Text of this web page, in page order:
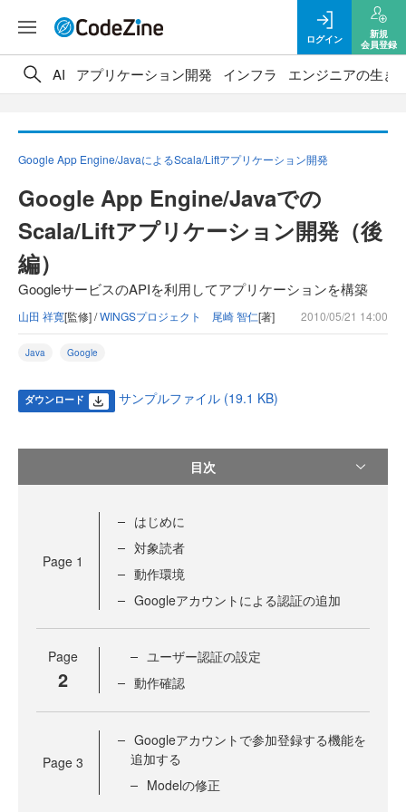
ログイン
新規
会員登録
AI アプリケーション開発 インフラ エンジニアの生き
Google App Engine/JavaによるScala/Liftアプリケーション開発
Google App Engine/Javaでの
Scala/Liftアプリケーション開発（後
編）
GoogleサービスのAPIを利用してアプリケーションを構築
山田 祥寛[監修] /WINGSプロジェクト 尾崎 智仁[著] 2010/05/21 14:00
Java Google
ダウンロード サンプルファイル (19.1 KB)
目次
Page 1
はじめに
対象読者
動作環境
Googleアカウントによる認証の追加
Page
2
ユーザー認証の設定
動作確認
Page 3
Googleアカウントで参加登録する機能を
追加する
Modelの修正